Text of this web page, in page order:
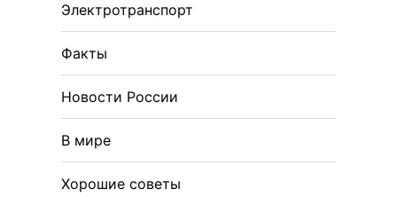
Электротранспорт
Факты
Новости России
В мире
Хорошие советы